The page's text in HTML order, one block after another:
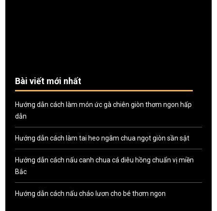
Bài viết mới nhất
Hướng dẫn cách làm món ức gà chiên giòn thơm ngon hấp
dẫn
Hướng dẫn cách làm tai heo ngâm chua ngọt giòn sần sật
Hướng dẫn cách nấu canh chua cá diêu hồng chuẩn vị miền
Bắc
Hướng dẫn cách nấu cháo lươn cho bé thơm ngon